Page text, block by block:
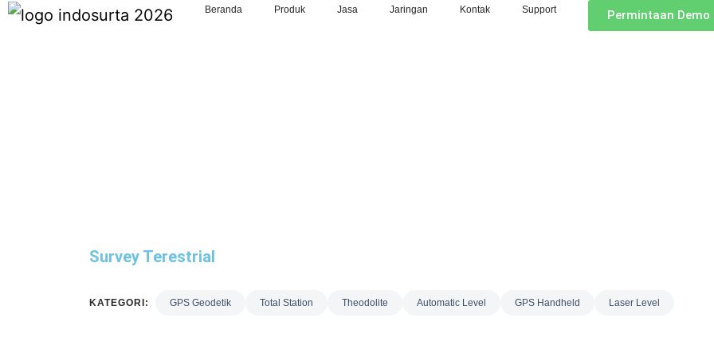
Beranda Produk Jasa Jaringan Kontak Support Permintaan Demo
Survey Terestrial
KATEGORI: GPS Geodetik Total Station Theodolite Automatic Level GPS Handheld Laser Level